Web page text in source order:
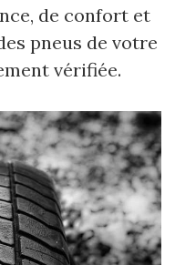
de confort et
pneus de votre
vérifiée.